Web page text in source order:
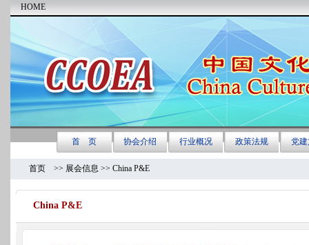
首页 >> 展会信息 >> China P&E
China P&E